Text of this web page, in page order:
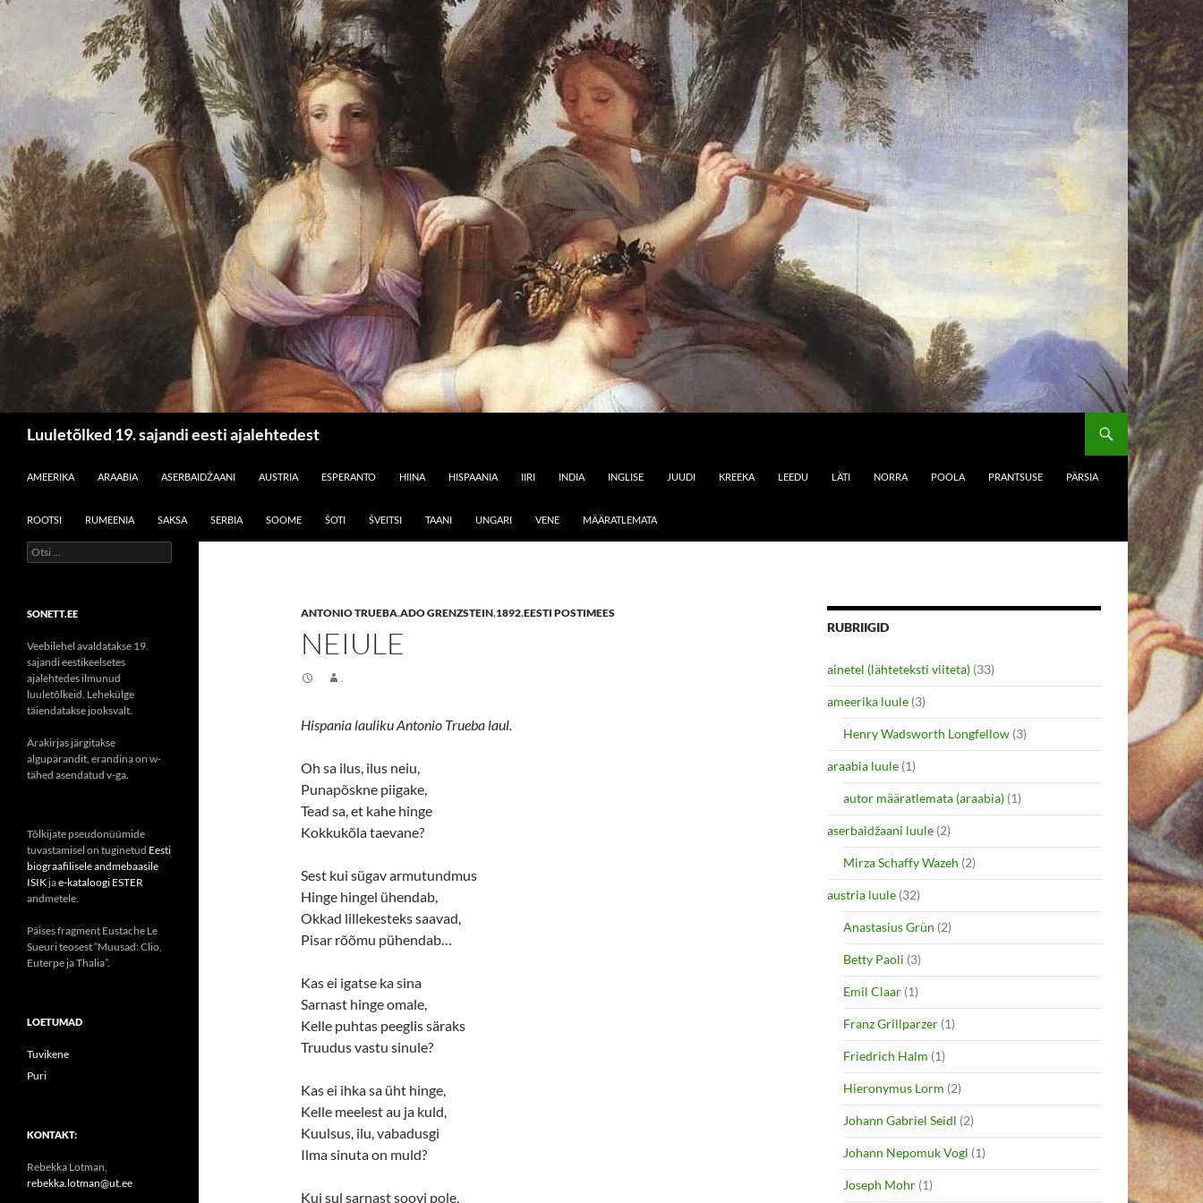
Luuletõlked 19. sajandi eesti ajalehtedest
AMEERIKA
ARAABIA ASERBAIDŽAANI AUSTRIA ESPERANTO HIINA HISPAANIA IIRI INDIA INGLISE JUUDI KREEKA LEEDU LÄTI NORRA POOLA PRANTSUSE PÄRSIA
ROOTSI RUMEENIA SAKSA SERBIA SOOME ŠOTI ŠVEITSI TAANI UNGARI VENE MÄÄRATLEMATA
ANTONIO TRUEBA,ADO GRENZSTEIN,1892,EESTI POSTIMEES
NEIULE
.
Hispania lauliku Antonio Trueba laul.
Oh sa ilus, ilus neiu,
Punapõskne piigake,
Tead sa, et kahe hinge
Kokkukõla taevane?
Sest kui sügav armutundmus
Hinge hingel ühendab,
Okkad lillekesteks saavad,
Pisar rõõmu pühendab…
Kas ei igatse ka sina
Sarnast hinge omale,
Kelle puhtas peeglis säraks
Truudus vastu sinule?
Kas ei ihka sa üht hinge,
Kelle meelest au ja kuld,
Kuulsus, ilu, vabadusgi
Ilma sinuta on muld?
Kui sul sarnast soovi pole,
RUBRIIGID
ainetel (lähteteksti viiteta) (33)
ameerika luule (3)
Henry Wadsworth Longfellow (3)
araabia luule (1)
autor määratlemata (araabia) (1)
aserbaidžaani luule (2)
Mirza Schaffy Wazeh (2)
austria luule (32)
Anastasius Grün (2)
Betty Paoli (3)
Emil Claar (1)
Franz Grillparzer (1)
Friedrich Halm (1)
Hieronymus Lorm (2)
Johann Gabriel Seidl (2)
Johann Nepomuk Vogl (1)
Joseph Mohr (1)
Otsi:
SONETT.EE
Veebilehel avaldatakse 19.
sajandi eestikeelsetes
ajalehtedes ilmunud
luuletõlkeid. Lehekülge
täiendatakse jooksvalt.
Ärakirjas järgitakse
algupärandit, erandina on w-
tähed asendatud v-ga.
Tõlkijate pseudonüümide
tuvastamisel on tuginetud Eesti
biograafilisele andmebaasile
ISIK jae-kataloogi ESTER
andmetele.
Päises fragment Eustache Le
Sueuri teosest “Muusad: Clio,
Euterpe ja Thalia”.
LOETUMAD
Tuvikene
Puri
KONTAKT:
Rebekka Lotman,
rebekka.lotman@ut.ee